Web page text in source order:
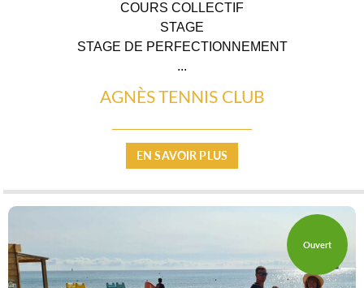
SERVICES PUBLICS
COURS COLLECTIF
STAGE
STAGE DE PERFECTIONNEMENT
...
AGNÈS TENNIS CLUB
EN SAVOIR PLUS
Ouvert